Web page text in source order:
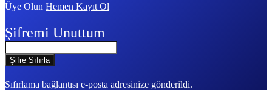
Üye Olun Hemen Kayıt Ol
Şifremi Unuttum
Sıfırlama bağlantısı e-posta adresinize gönderildi.